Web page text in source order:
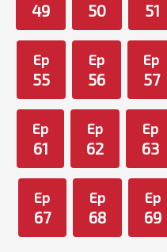
49 50 51
Ep
55
Ep
56
Ep
57
Ep
61
Ep
62
Ep
63
Ep
67
Ep
68
Ep
69